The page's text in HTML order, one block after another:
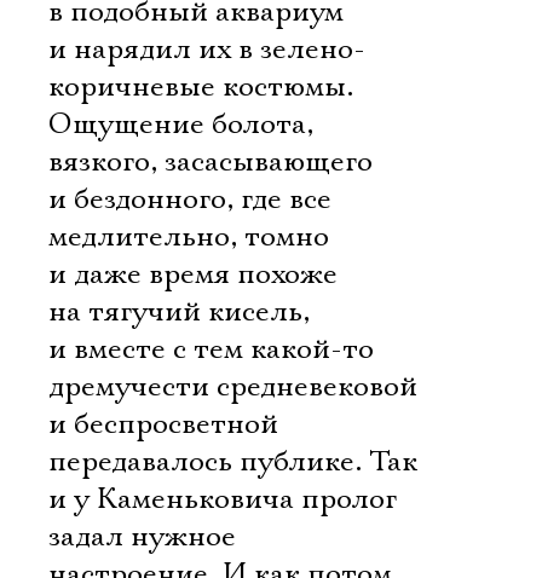
в подобный аквариум
и нарядил их в зелено-
коричневые костюмы.
Ощущение болота,
вязкого, засасывающего
и бездонного, где все
медлительно, томно
и даже время похоже
на тягучий кисель,
и вместе с тем какой-то
дремучести средневековой
и беспросветной
передавалось публике. Так
и у Каменьковича пролог
задал нужное